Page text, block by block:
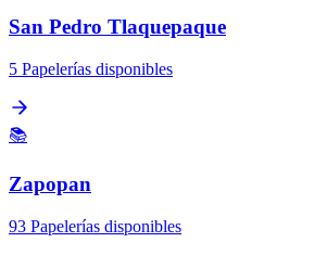
San Pedro Tlaquepaque
5 Papelerías disponibles
📚
Zapopan
93 Papelerías disponibles